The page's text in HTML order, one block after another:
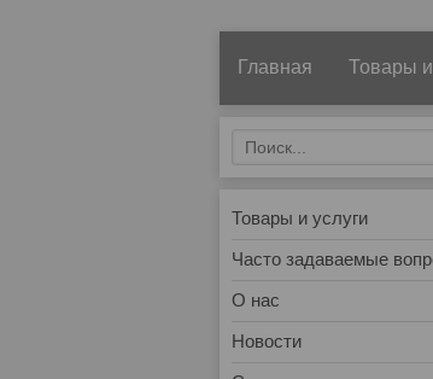
Главная Товары и
Товары и услуги
Часто задаваемые
О нас
Новости